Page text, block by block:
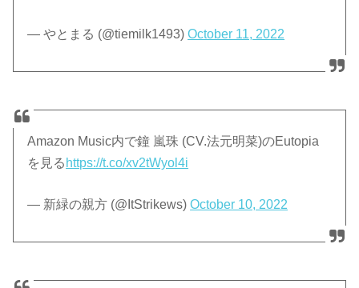
— やとまる (@tiemilk1493)October 11, 2022
Amazon Music内で鐘 嵐珠 (CV.法元明菜)のEutopia
を見る https://t.co/xv2tWyol4i
— 新緑の親方 (@ItStrikews)October 10, 2022